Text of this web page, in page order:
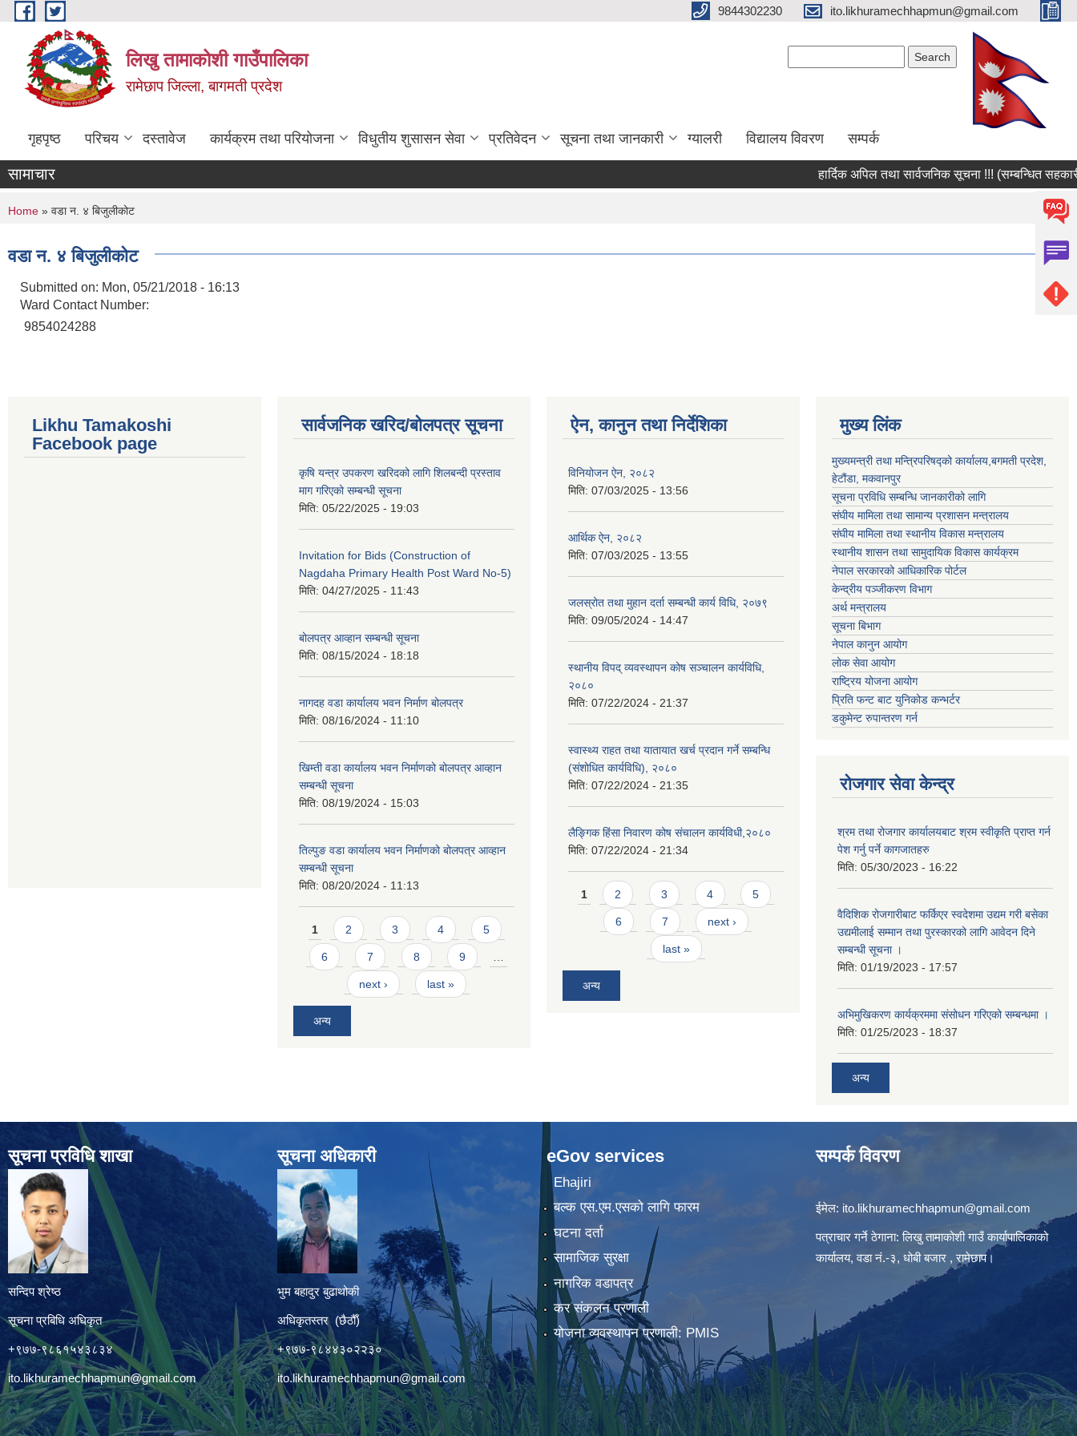
Skip to main content 9844302230 ito.likhuramechhapmun@gmail.com
लिखु तामाकोशी गाउँपालिका
रामेछाप जिल्ला, बागमती प्रदेश
गृहपृष्ठ परिचय दस्तावेज कार्यक्रम तथा परियोजना विधुतीय शुसासन सेवा प्रतिवेदन सूचना तथा जानकारी ग्यालरी विद्यालय विवरण सम्पर्क
सामाचार हार्दिक अपिल तथा सार्वजनिक सूचना !!! (सम्बन्धित
You are here
Home » वडा न. ४ बिजुलीकोट
वडा न. ४ बिजुलीकोट
Submitted on: Mon, 05/21/2018 - 16:13
Ward Contact Number:
9854024288
Likhu Tamakoshi
Facebook page
सार्वजनिक खरिद/बोलपत्र सूचना
कृषि यन्त्र उपकरण खरिदको लागि शिलबन्दी प्रस्ताव
माग गरिएको सम्बन्धी सूचना
मिति: 05/22/2025 - 19:03
Invitation for Bids (Construction of
Nagdaha Primary Health Post Ward No-5)
मिति: 04/27/2025 - 11:43
बोलपत्र आव्हान सम्बन्धी सूचना
मिति: 08/15/2024 - 18:18
नागदह वडा कार्यालय भवन निर्माण बोलपत्र
मिति: 08/16/2024 - 11:10
खिम्ती वडा कार्यालय भवन निर्माणको बोलपत्र आव्हान
सम्बन्धी सूचना
मिति: 08/19/2024 - 15:03
तिल्पुङ वडा कार्यालय भवन निर्माणको बोलपत्र आव्हान
सम्बन्धी सूचना
मिति: 08/20/2024 - 11:13
Pages
1 2 3 4 5
6 7 8 9
next › last »
अन्य
ऐन, कानुन तथा निर्देशिका
विनियोजन ऐन, २०८२
मिति: 07/03/2025 - 13:56
आर्थिक ऐन, २०८२
मिति: 07/03/2025 - 13:55
जलस्रोत तथा मुहान दर्ता सम्बन्धी कार्य विधि, २०७९
मिति: 09/05/2024 - 14:47
स्थानीय विपद् व्यवस्थापन कोष सञ्चालन कार्यविधि,
२०८०
मिति: 07/22/2024 - 21:37
स्वास्थ्य राहत तथा यातायात खर्च प्रदान गर्ने सम्बन्धि
(संशोधित कार्यविधि), २०८०
मिति: 07/22/2024 - 21:35
लैङ्गिक हिंसा निवारण कोष संचालन कार्यविधी,२०८०
मिति: 07/22/2024 - 21:34
Pages
1 2 3 4 5
6 7 next ›
last »
अन्य
मुख्य लिंक
मुख्यमन्त्री तथा मन्त्रिपरिषद्को कार्यालय,बगमती प्रदेश,
हेटौंडा, मकवानपुर
सूचना प्रविधि सम्बन्धि जानकारीको लागि
संघीय मामिला तथा सामान्य प्रशासन मन्त्रालय
संघीय मामिला तथा स्थानीय विकास मन्त्रालय
स्थानीय शासन तथा सामुदायिक विकास कार्यक्रम
नेपाल सरकारको आधिकारिक पोर्टल
केन्द्रीय पञ्जीकरण विभाग
अर्थ मन्त्रालय
सूचना बिभाग
नेपाल कानुन आयोग
लोक सेवा आयोग
राष्ट्रिय योजना आयोग
प्रिति फन्ट बाट युनिकोड कन्भर्टर
डकुमेन्ट रुपान्तरण गर्न
रोजगार सेवा केन्द्र
श्रम तथा रोजगार कार्यालयबाट श्रम स्वीकृति प्राप्त गर्न
पेश गर्नु पर्ने कागजातहरु
मिति: 05/30/2023 - 16:22
वैदिशिक रोजगारीबाट फर्किएर स्वदेशमा उद्यम गरी बसेका
उद्यमीलाई सम्मान तथा पुरस्कारको लागि आवेदन दिने
सम्बन्धी सूचना ।
मिति: 01/19/2023 - 17:57
अभिमुखिकरण कार्यक्रममा संसोधन गरिएको सम्बन्धमा ।
मिति: 01/25/2023 - 18:37
अन्य
सूचना प्रविधि शाखा
सन्दिप श्रेष्ठ
सूचना प्रबिधि अधिकृत
+९७७-९८६१५४३८३४
ito.likhuramechhapmun@gmail.com
सूचना अधिकारी
भुम बहादुर बुढाथोकी
अधिकृतस्तर (छैठौँ)
+९७७-९८४४३०२२३०
ito.likhuramechhapmun@gmail.com
eGov services
Ehajiri
बल्क एस.एम.एसको लागि फारम
घटना दर्ता
सामाजिक सुरक्षा
नागरिक वडापत्र
कर संकलन प्रणाली
योजना व्यवस्थापन प्रणाली: PMIS
सम्पर्क विवरण
ईमेल: ito.likhuramechhapmun@gmail.com
पत्राचार गर्ने ठेगाना: लिखु तामाकोशी गाउँ कार्यापालिकाको
कार्यालय, वडा नं.-३, धोबी बजार , रामेछाप।